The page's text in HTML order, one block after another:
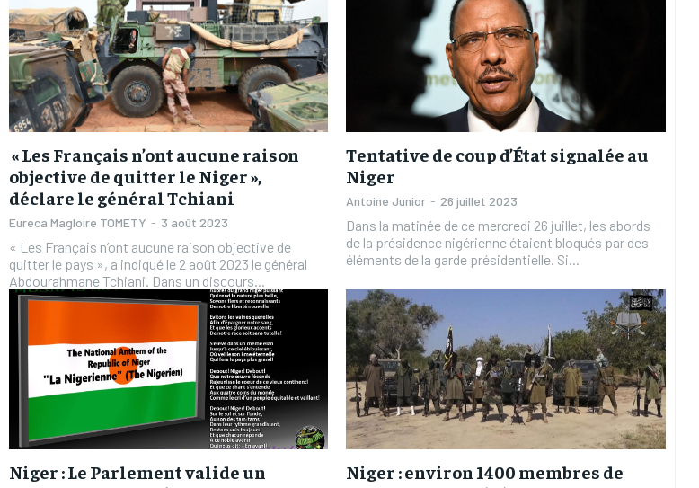
« Les Français n’ont aucune raison
objective de quitter le Niger »,
déclare le général Tchiani
Eureca Magloire TOMETY - 3 août 2023
« Les Français n’ont aucune raison objective de
quitter le pays », a indiqué le 2 août 2023 le général
Abdourahmane Tchiani. Dans un discours...
Tentative de coup d’État signalée au
Niger
Antoine Junior - 26 juillet 2023
Dans la matinée de ce mercredi 26 juillet, les abords
de la présidence nigérienne étaient bloqués par des
éléments de la garde présidentielle. Si...
Niger : Le Parlement valide un
Niger : environ 1400 membres de